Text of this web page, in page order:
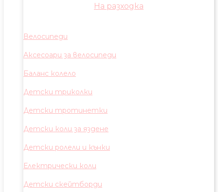
На разходка
Велосипеди
Аксесоари за велосипеди
Баланс колело
Детски триколки
Детски тротинетки
Детски коли за яздене
Детски ролели и кънки
Електрически коли
Детски скейтборди